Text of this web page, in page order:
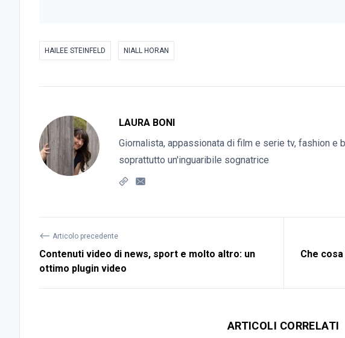
HAILEE STEINFELD NIALL HORAN
LAURA BONI
Giornalista, appassionata di film e serie tv, fashion e
soprattutto un'inguaribile sognatrice
⟵ Articolo precedente
Contenuti video di news, sport e molto altro: un
ottimo plugin video
Che
ARTICOLI CORRELATI